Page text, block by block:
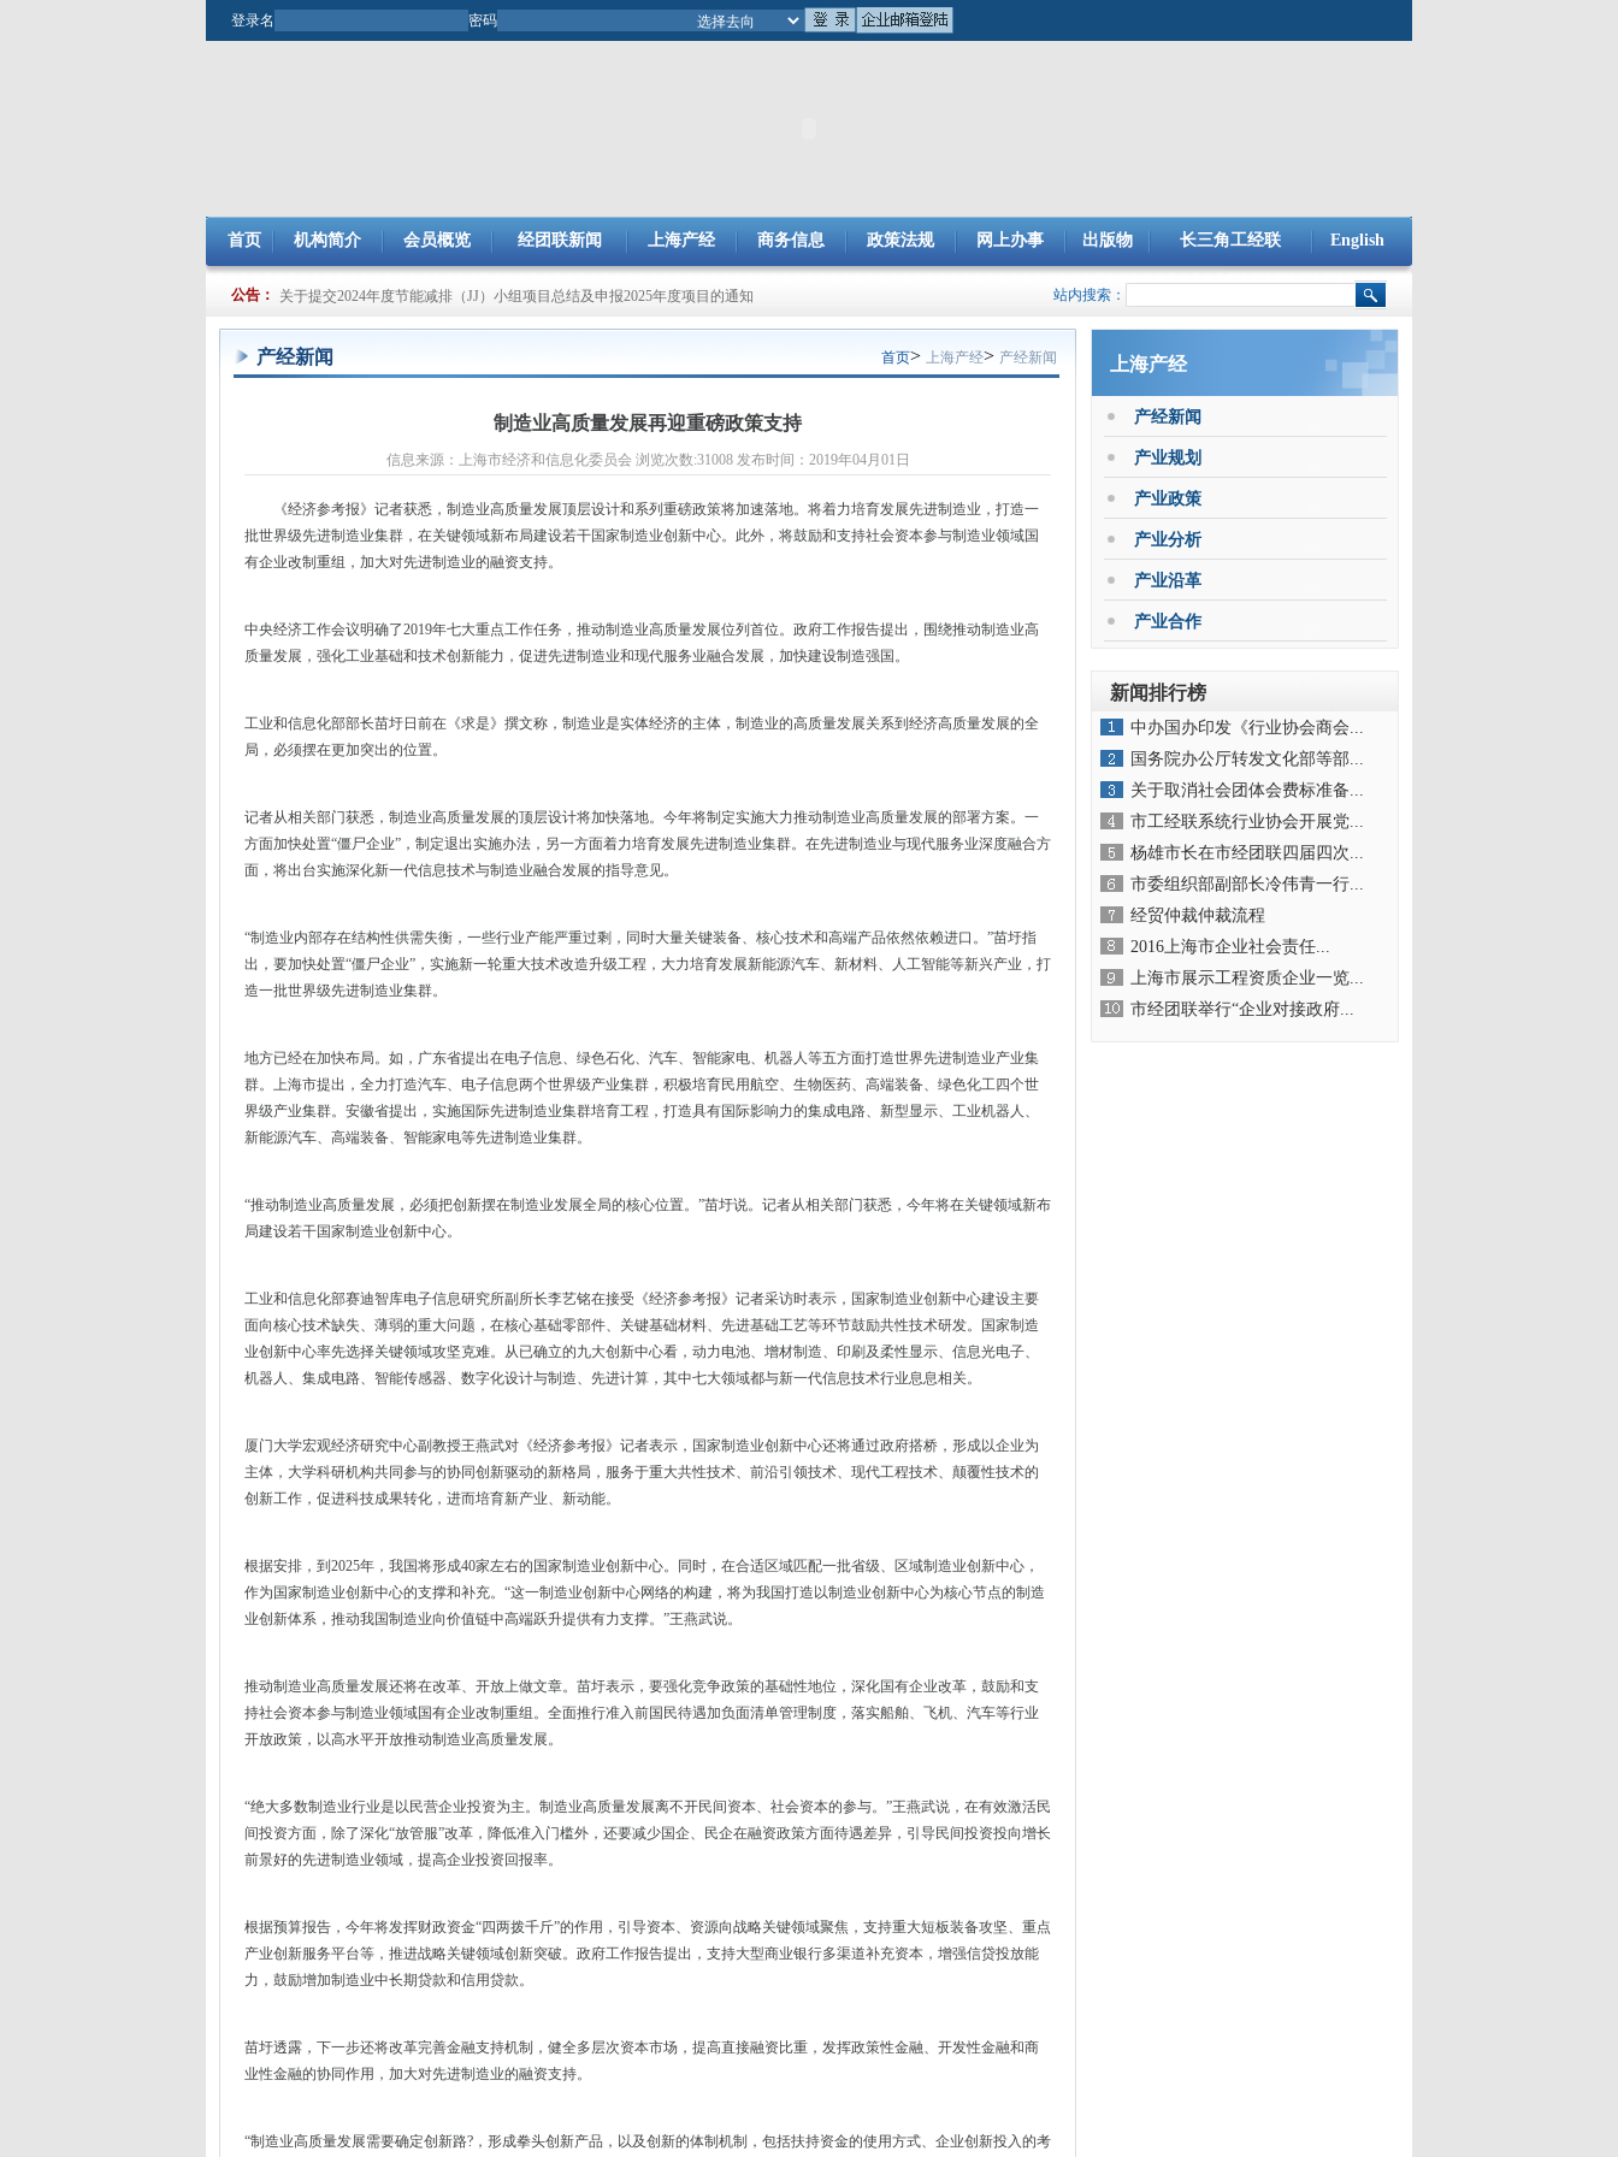
登录名 密码
首页 机构简介 会员概览 经团联新闻 上海产经 商务信息 政策法规 网上办事 出版物 长三角工经联 English
公告：
关于开展2025年市企业管理现代化创新成果评审工作的通知
关于提交2024年度节能减排（JJ）小组项目总结及申报2025年度项目的通知
站内搜索：
产经新闻 首页> 上海产经> 产经新闻
制造业高质量发展再迎重磅政策支持
信息来源：上海市经济和信息化委员会 浏览次数:31008 发布时间：2019年04月01日
《经济参考报》记者获悉，制造业高质量发展顶层设计和系列重磅政策将加速落地。将着力培育发展先进制造业，打造一
批世界级先进制造业集群，在关键领域新布局建设若干国家制造业创新中心。此外，将鼓励和支持社会资本参与制造业领域国
有企业改制重组，加大对先进制造业的融资支持。
中央经济工作会议明确了2019年七大重点工作任务，推动制造业高质量发展位列首位。政府工作报告提出，围绕推动制造业高
质量发展，强化工业基础和技术创新能力，促进先进制造业和现代服务业融合发展，加快建设制造强国。
工业和信息化部部长苗圩日前在《求是》撰文称，制造业是实体经济的主体，制造业的高质量发展关系到经济高质量发展的全
局，必须摆在更加突出的位置。
记者从相关部门获悉，制造业高质量发展的顶层设计将加快落地。今年将制定实施大力推动制造业高质量发展的部署方案。一
方面加快处置“僵尸企业”，制定退出实施办法，另一方面着力培育发展先进制造业集群。在先进制造业与现代服务业深度融合方
面，将出台实施深化新一代信息技术与制造业融合发展的指导意见。
“制造业内部存在结构性供需失衡，一些行业产能严重过剩，同时大量关键装备、核心技术和高端产品依然依赖进口。”苗圩指
出，要加快处置“僵尸企业”，实施新一轮重大技术改造升级工程，大力培育发展新能源汽车、新材料、人工智能等新兴产业，打
造一批世界级先进制造业集群。
地方已经在加快布局。如，广东省提出在电子信息、绿色石化、汽车、智能家电、机器人等五方面打造世界先进制造业产业集
群。上海市提出，全力打造汽车、电子信息两个世界级产业集群，积极培育民用航空、生物医药、高端装备、绿色化工四个世
界级产业集群。安徽省提出，实施国际先进制造业集群培育工程，打造具有国际影响力的集成电路、新型显示、工业机器人、
新能源汽车、高端装备、智能家电等先进制造业集群。
“推动制造业高质量发展，必须把创新摆在制造业发展全局的核心位置。”苗圩说。记者从相关部门获悉，今年将在关键领域新布
局建设若干国家制造业创新中心。
工业和信息化部赛迪智库电子信息研究所副所长李艺铭在接受《经济参考报》记者采访时表示，国家制造业创新中心建设主要
面向核心技术缺失、薄弱的重大问题，在核心基础零部件、关键基础材料、先进基础工艺等环节鼓励共性技术研发。国家制造
业创新中心率先选择关键领域攻坚克难。从已确立的九大创新中心看，动力电池、增材制造、印刷及柔性显示、信息光电子、
机器人、集成电路、智能传感器、数字化设计与制造、先进计算，其中七大领域都与新一代信息技术行业息息相关。
厦门大学宏观经济研究中心副教授王燕武对《经济参考报》记者表示，国家制造业创新中心还将通过政府搭桥，形成以企业为
主体，大学科研机构共同参与的协同创新驱动的新格局，服务于重大共性技术、前沿引领技术、现代工程技术、颠覆性技术的
创新工作，促进科技成果转化，进而培育新产业、新动能。
根据安排，到2025年，我国将形成40家左右的国家制造业创新中心。同时，在合适区域匹配一批省级、区域制造业创新中心，
作为国家制造业创新中心的支撑和补充。“这一制造业创新中心网络的构建，将为我国打造以制造业创新中心为核心节点的制造
业创新体系，推动我国制造业向价值链中高端跃升提供有力支撑。”王燕武说。
推动制造业高质量发展还将在改革、开放上做文章。苗圩表示，要强化竞争政策的基础性地位，深化国有企业改革，鼓励和支
持社会资本参与制造业领域国有企业改制重组。全面推行准入前国民待遇加负面清单管理制度，落实船舶、飞机、汽车等行业
开放政策，以高水平开放推动制造业高质量发展。
“绝大多数制造业行业是以民营企业投资为主。制造业高质量发展离不开民间资本、社会资本的参与。”王燕武说，在有效激活民
间投资方面，除了深化“放管服”改革，降低准入门槛外，还要减少国企、民企在融资政策方面待遇差异，引导民间投资投向增长
前景好的先进制造业领域，提高企业投资回报率。
根据预算报告，今年将发挥财政资金“四两拨千斤”的作用，引导资本、资源向战略关键领域聚焦，支持重大短板装备攻坚、重点
产业创新服务平台等，推进战略关键领域创新突破。政府工作报告提出，支持大型商业银行多渠道补充资本，增强信贷投放能
力，鼓励增加制造业中长期贷款和信用贷款。
苗圩透露，下一步还将改革完善金融支持机制，健全多层次资本市场，提高直接融资比重，发挥政策性金融、开发性金融和商
业性金融的协同作用，加大对先进制造业的融资支持。
“制造业高质量发展需要确定创新路?，形成拳头创新产品，以及创新的体制机制，包括扶持资金的使用方式、企业创新投入的考
上海产经
产经新闻
产业规划
产业政策
产业分析
产业沿革
产业合作
新闻排行榜
中办国办印发《行业协会商会...
国务院办公厅转发文化部等部...
关于取消社会团体会费标准备...
市工经联系统行业协会开展党...
杨雄市长在市经团联四届四次...
市委组织部副部长冷伟青一行...
经贸仲裁仲裁流程
2016上海市企业社会责任...
上海市展示工程资质企业一览...
市经团联举行“企业对接政府...